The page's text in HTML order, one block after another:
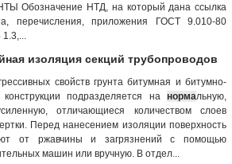
Обозначение НТД, на который дана ссылка
перечисления, приложения ГОСТ 9.010-80
изоляция секций трубопроводов
свойств грунта битумная и битумно-
подразделяется на нормальную,
отличающиеся количеством слоев
Перед нанесением изоляции поверхность
от ржавчины и загрязнений с помощью
машин или вручную. В отдел...